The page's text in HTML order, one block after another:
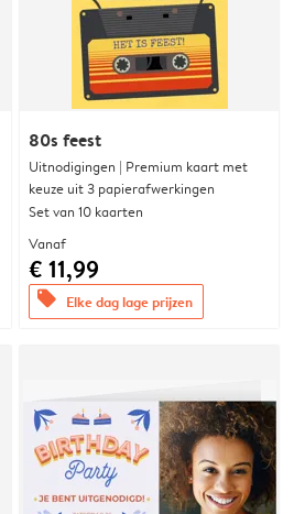
80s feest
Uitnodigingen | Premium kaart met
keuze uit 3 papierafwerkingen
Set van 10 kaarten
Vanaf
€ 11,99
offers Elke dag lage prijzen